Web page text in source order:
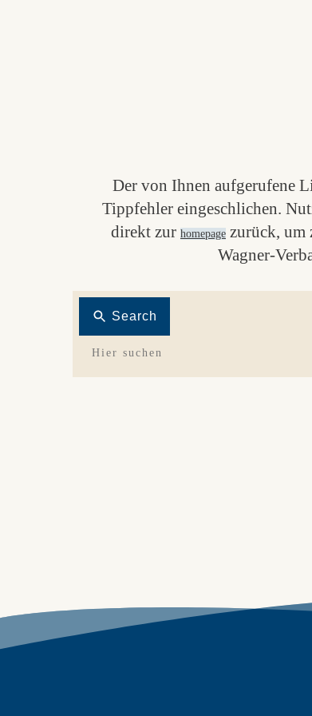
Der von Ihnen aufgerufene
Tippfehler eingeschlichen.
direkt zur homepagezurück, um
Wagner-
Search